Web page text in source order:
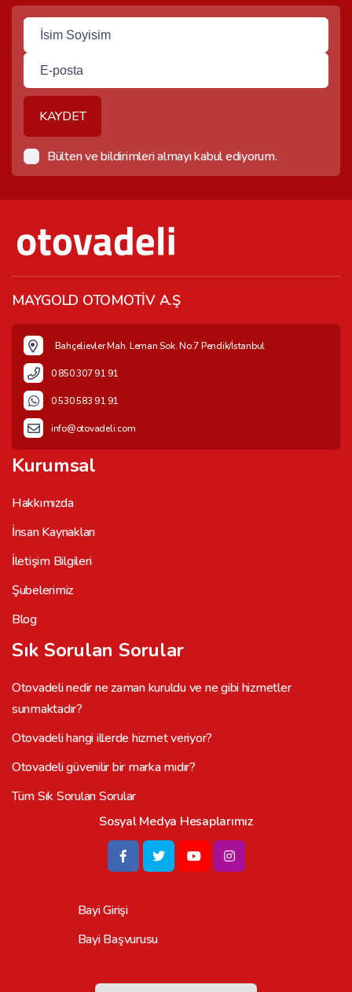
KAYDET
Bülten ve bildirimleri almayı kabul ediyorum.
MAYGOLD OTOMOTİV A.Ş
Bahçelievler Mah. Leman Sok. No:7 Pendik/İstanbul
0 850 307 91 91
0 530 583 91 91
info@otovadeli.com
Kurumsal
Hakkımızda
İnsan Kaynakları
İletişim Bilgileri
Şubelerimiz
Blog
Sık Sorulan Sorular
Otovadeli nedir ne zaman kuruldu ve ne gibi hizmetler
sunmaktadır?
Otovadeli hangi illerde hizmet veriyor?
Otovadeli güvenilir bir marka mıdır?
Tüm Sık Sorulan Sorular
Sosyal Medya Hesaplarımız
Bayi Girişi
Bayi Başvurusu